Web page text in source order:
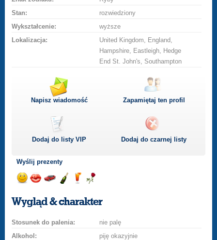
Stan:
rozwiedziony
Wykształcenie:
wyższe
Lokalizacja:
United Kingdom, England,
Hampshire, Eastleigh, Hedge
End St. John's, Southampton
Napisz wiadomość Zapamiętaj ten profil
Dodaj do listyVIP Dodaj do czarnej listy
Wyślij prezenty
uśmiech
buziakasamochodem
szampana
drinka
różę
Wygląd & charakter
Stosunek do palenia:
nie palę
Alkohol:
piję okazyjnie